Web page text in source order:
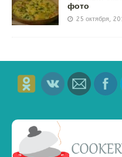
фото
25 октября,